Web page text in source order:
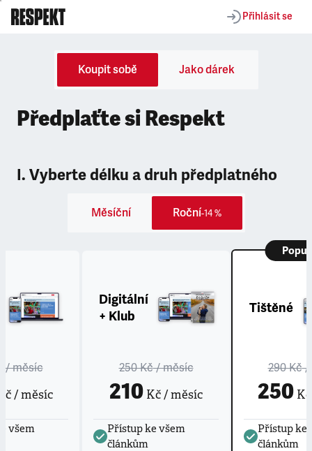
Přihlásit se
Koupit sobě Jako dárek
Předplaťte si Respekt
I. Vyberte délku a druh předplatného
Měsíční Roční-14 %
/ měsíc
/ měsíc
všem
Digitální
+ Klub
250 Kč/ měsíc
210 Kč / měsíc
Přístup ke všem
článkům
Tištěné
290 Kč/
250Kč
Přístup ke
článkům